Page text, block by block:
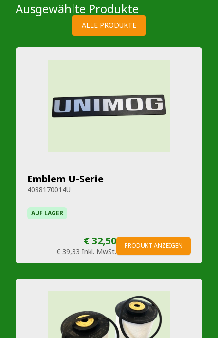
Ausgewählte Produkte
ALLE PRODUKTE
Emblem U-Serie
4088170014U
AUF LAGER
€ 32,50
€ 39,33 Inkl. MwSt.
PRODUKT ANZEIGEN